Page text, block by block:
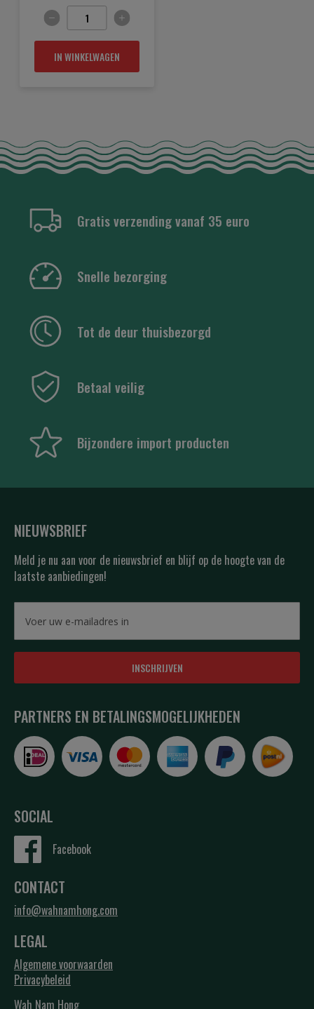
IN WINKELWAGEN
Gratis verzending vanaf 35 euro
Snelle bezorging
Tot de deur thuisbezorgd
Betaal veilig
Bijzondere import producten
NIEUWSBRIEF
Meld je nu aan voor de nieuwsbrief en blijf op de hoogte van de
laatste aanbiedingen!
INSCHRIJVEN
PARTNERS EN BETALINGSMOGELIJKHEDEN
SOCIAL
Facebook
CONTACT
info@wahnamhong.com
LEGAL
Algemene voorwaarden
Privacybeleid
Wah Nam Hong